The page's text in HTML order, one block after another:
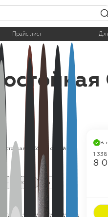
Прайс лист
до 650°С серый
4 кг 10 кг 25 кг
В
1
8